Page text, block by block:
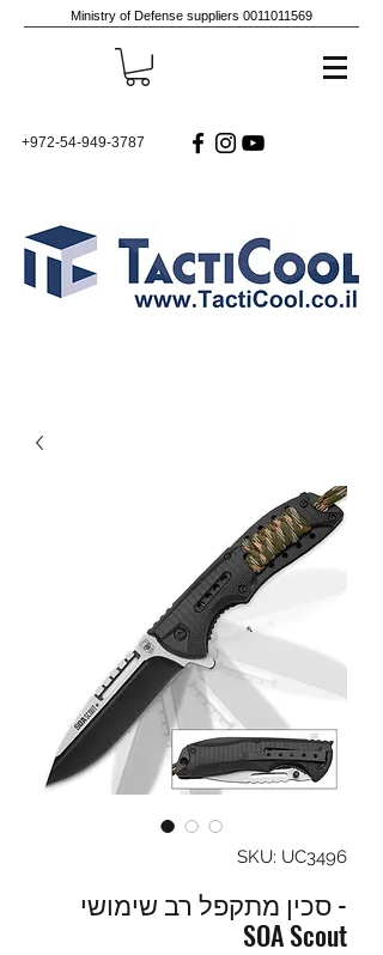
Ministry of Defense suppliers 0011011569
+972-54-949-3787
SKU: UC3496
סכין מתקפל רב שימושי -
SOA Scout